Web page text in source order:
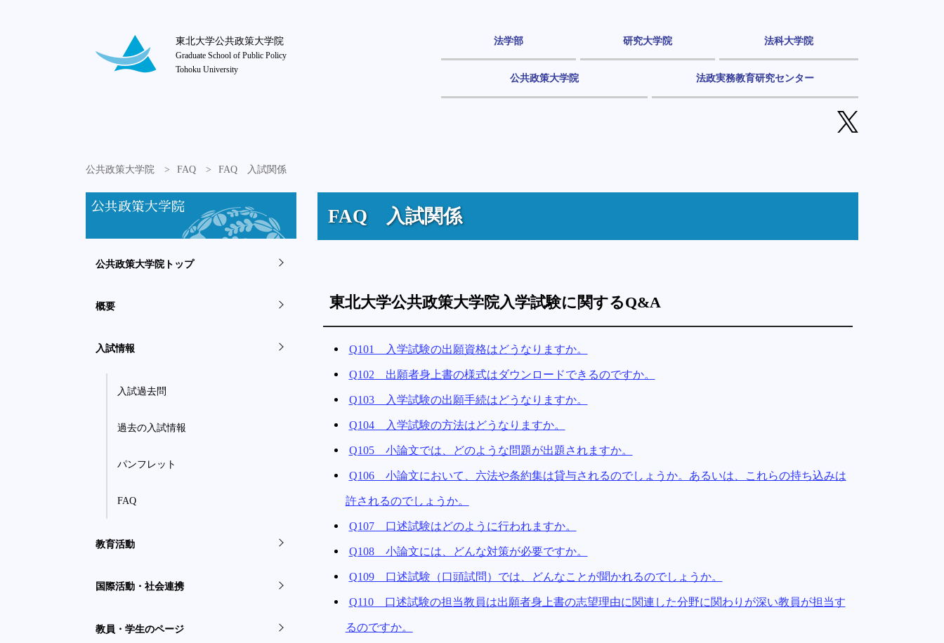
東北大学公共政策大学院
Graduate School of Public Policy
Tohoku University
法学部 研究大学院 法科大学院
公共政策大学院 法政実務教育研究センター
公共政策大学院 FAQ FAQ 入試関係
FAQ 入試関係
東北大学公共政策大学院入学試験に関するQ&A
Q101 入学試験の出願資格はどうなりますか。
Q102 出願者身上書の様式はダウンロードできるのですか。
Q103 入学試験の出願手続はどうなりますか。
Q104 入学試験の方法はどうなりますか。
Q105 小論文では、どのような問題が出題されますか。
Q106 小論文において、六法や条約集は貸与されるのでしょうか。あるいは、これらの持ち込みは
許されるのでしょうか。
Q107 口述試験はどのように行われますか。
Q108 小論文には、どんな対策が必要ですか。
Q109 口述試験（口頭試問）では、どんなことが聞かれるのでしょうか。
Q110 口述試験の担当教員は出願者身上書の志望理由に関連した分野に関わりが深い教員が担当す
るのですか。
公共政策大学院
公共政策大学院トップ
概要
入試情報
入試過去問
過去の入試情報
パンフレット
FAQ
教育活動
国際活動・社会連携
教員・学生のページ